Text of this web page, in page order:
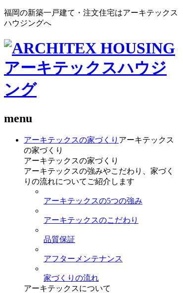
福岡の新築一戸建て・注文住宅はアーキテックス
ハウジングへ
menu
アーキテックスの家づくり アーキテックス
の家づくり
アーキテックスの家づくり
アーキテックスの強みやこだわり、家づく
りの流れについてご紹介します
アーキテックスの5つの強み
アーキテックスのこだわり
品質保証
アフターメンテナンス
家づくりの流れ
アーキテックスについて